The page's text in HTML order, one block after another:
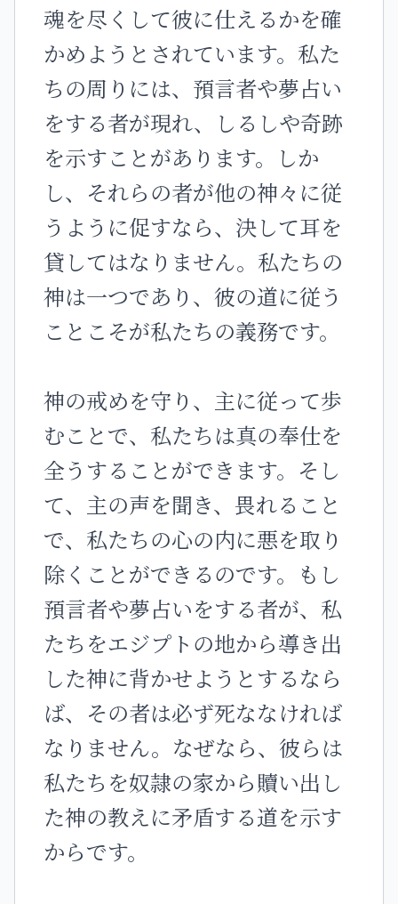
魂を尽くして彼に仕えるかを確
かめようとされています。私た
ちの周りには、預言者や夢占い
をする者が現れ、しるしや奇跡
を示すことがあります。しか
し、それらの者が他の神々に従
うように促すなら、決して耳を
貸してはなりません。私たちの
神は一つであり、彼の道に従う
ことこそが私たちの義務です。
神の戒めを守り、主に従って歩
むことで、私たちは真の奉仕を
全うすることができます。そし
て、主の声を聞き、畏れること
で、私たちの心の内に悪を取り
除くことができるのです。もし
預言者や夢占いをする者が、私
たちをエジプトの地から導き出
した神に背かせようとするなら
ば、その者は必ず死ななければ
なりません。なぜなら、彼らは
私たちを奴隷の家から贖い出し
た神の教えに矛盾する道を示す
からです。